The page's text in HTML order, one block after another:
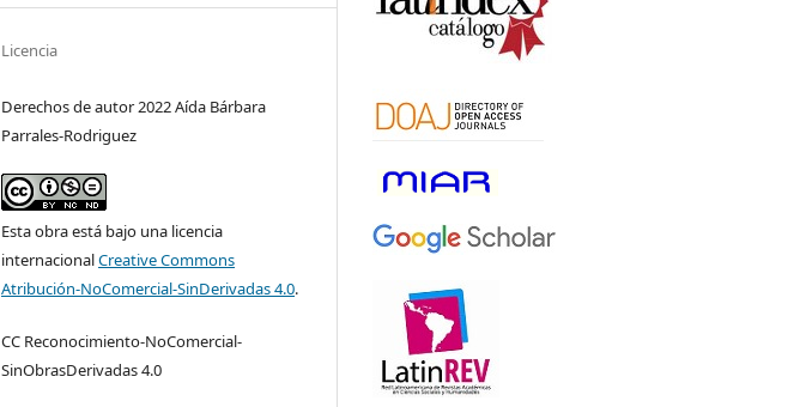
Licencia
Derechos de autor 2022 Aída Bárbara
Parrales-Rodriguez
Esta obra está bajo una licencia
internacionalCreative Commons
Atribución-NoComercial-SinDerivadas 4.0.
CC Reconocimiento-NoComercial-
SinObrasDerivadas 4.0